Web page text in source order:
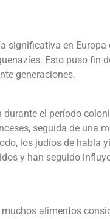
significativa en
Esto puso fin
generaciones.
durante el período
seguida de una
los judíos de habla
y han seguido
alimentos